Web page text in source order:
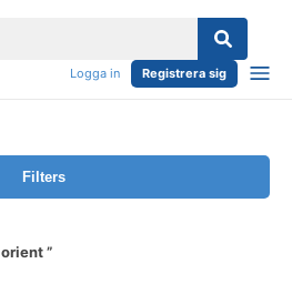
Logga in Registrera sig
Filters
orient